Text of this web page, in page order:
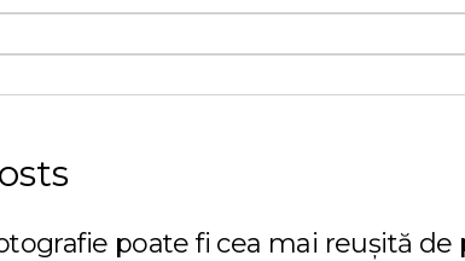
poate fi cea mai reușită de